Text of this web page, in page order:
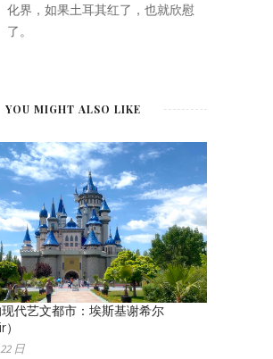
化界，如果土耳其红了，也就欣慰
了。
YOU MIGHT ALSO LIKE
代艺文都市：埃斯基谢希尔
日